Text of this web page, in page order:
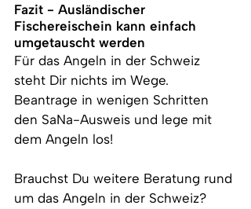
Fazit - Ausländischer
Fischereischein kann einfach
umgetauscht werden
Für das Angeln in der Schweiz
steht Dir nichts im Wege.
Beantrage in wenigen Schritten
den SaNa-Ausweis und lege mit
dem Angeln los!
Brauchst Du weitere Beratung rund
um das Angeln in der Schweiz?